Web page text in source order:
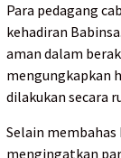
Para pedagang
kehadiran
aman dalam
mengungkapkan
dilakukan secara
Selain membahas
mengingatkan